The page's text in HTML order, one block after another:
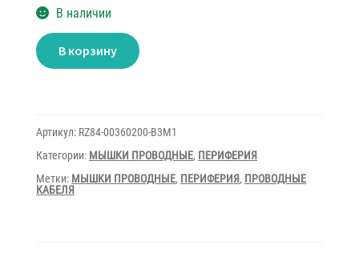
В наличии
Количество
товара
Mouse
Mouse
Pad
Razer
Goliathus
Speed
В корзину
Артикул: RZ84-00360200-B3M1
Категории: МЫШКИ ПРОВОДНЫЕ, ПЕРИФЕРИЯ
Метки: МЫШКИ ПРОВОДНЫЕ, ПЕРИФЕРИЯ, ПРОВОДНЫЕ
КАБЕЛЯ